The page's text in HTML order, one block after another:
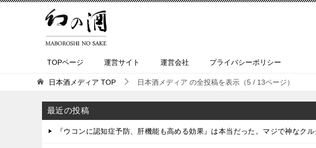
TOPページ 運営サイト 運営会社 プライバシーポリシー
日本酒メディア TOP 日本酒メディア の全投稿を表示（5 / 13ページ）
最近の投稿
『ウコンに認知症予防、肝機能も高める効果』は本当だった。マジで神なク